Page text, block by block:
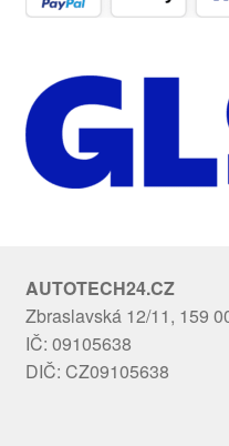
AUTOTECH24.CZ
Zbraslavská 12/11, 159
IČ: 09105638
DIČ: CZ09105638